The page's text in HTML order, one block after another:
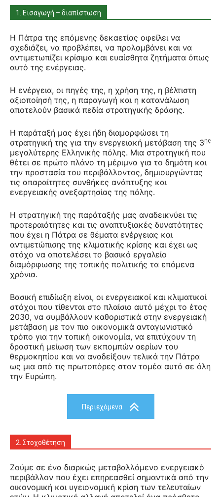
1. Εισαγωγή – διαπίστωση
Η Πάτρα της επόμενης δεκαετίας οφείλει να
σχεδιάζει, να προβλέπει, να προλαμβάνει και να
αντιμετωπίζει κρίσιμα και ευαίσθητα ζητήματα όπως
αυτό της ενέργειας.
Η ενέργεια, οι πηγές της, η χρήση της, η βέλτιστη
αξιοποίησή της, η παραγωγή και η κατανάλωση
αποτελούν βασικά πεδία στρατηγικής δράσης.
Η παράταξή μας έχει ήδη διαμορφώσει τη
στρατηγική της για την ενεργειακή μετάβαση της 3ης
μεγαλύτερης Ελληνικής πόλης. Μια στρατηγική που
θέτει σε πρώτο πλάνο τη μέριμνα για το δημότη και
την προστασία του περιβάλλοντος, δημιουργώντας
τις απαραίτητες συνθήκες ανάπτυξης και
ενεργειακής ανεξαρτησίας της πόλης.
Η στρατηγική της παράταξής μας αναδεικνύει τις
προτεραιότητες και τις αναπτυξιακές δυνατότητες
που έχει η Πάτρα σε θέματα ενέργειας και
αντιμετώπισης της κλιματικής κρίσης και έχει ως
στόχο να αποτελέσει το βασικό εργαλείο
διαμόρφωσης της τοπικής πολιτικής τα επόμενα
χρόνια.
Βασική επιδίωξη είναι, οι ενεργειακοί και κλιματικοί
στόχοι που τίθενται στο πλαίσιο αυτό μέχρι το έτος
2030, να συμβάλλουν καθοριστικά στην ενεργειακή
μετάβαση με τον πιο οικονομικά ανταγωνιστικό
τρόπο για την τοπική οικονομία, να επιτύχουν τη
δραστική μείωση των εκπομπών αερίων του
θερμοκηπίου και να αναδείξουν τελικά την Πάτρα
ως μια από τις πρωτοπόρες στον τομέα αυτό σε όλη
την Ευρώπη.
Περιεχόμενα
2. Στοχοθέτηση
Ζούμε σε ένα διαρκώς μεταβαλλόμενο ενεργειακό
περιβάλλον που έχει επηρεασθεί σημαντικά από την
οικονομική και υγειονομική κρίση των τελευταίων